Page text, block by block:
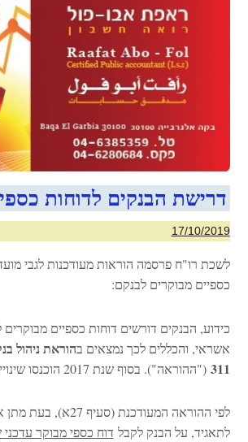
דרישת הבנקים לדוחות
17/10/2019
לשכת רו"ח פרסמה הוראות מעודכנות לגבי
כספיים מבוקרים לבנקם:
כידוע, הבנקים דורשים דוחות כספיים
אשראי, והכללים לכך נמצאים בהוראת ניהול
311 ("ההוראה"). בסוף שנת 2017 הוכנסו שינויים בהוראה.
לפי ההוראה המעודכנת
לתאגיד, על הבנק לקבל דוח כספי מבוקר